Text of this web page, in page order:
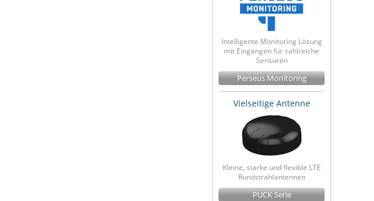
Intelligente Monitoring Lösung
mit Eingängen für zahlreiche
Sensoren
Perseus Monitoring
Vielseitige Antenne
Kleine, starke und flexible LTE
Rundstrahlantennen
PUCK Serie